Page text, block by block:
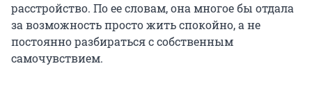
расстройство. По ее словам, она многое бы отдала
за возможность просто жить спокойно, а не
постоянно разбираться с собственным
самочувствием.